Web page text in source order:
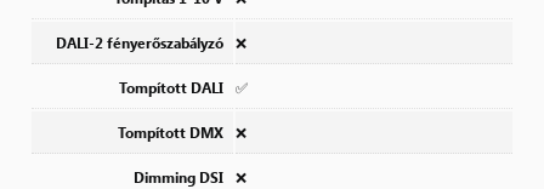
DALI-2 fényerőszabályzó ❌
Tompított DALI ✅
Tompított DMX ❌
Dimming DSI ❌